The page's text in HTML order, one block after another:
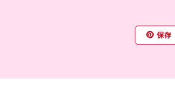
保存